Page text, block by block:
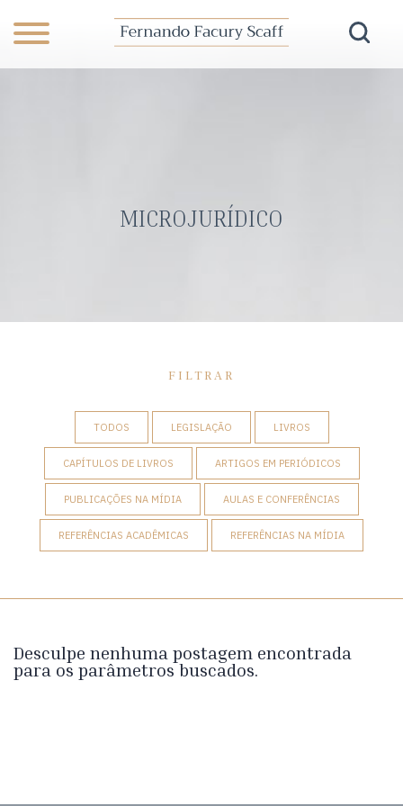
MICROJURÍDICO
FILTRAR
TODOS LEGISLAÇÃO LIVROS
CAPÍTULOS DE LIVROS ARTIGOS EM PERIÓDICOS
PUBLICAÇÕES NA MÍDIA AULAS E CONFERÊNCIAS
REFERÊNCIAS ACADÊMICAS REFERÊNCIAS NA MÍDIA
Desculpe nenhuma postagem encontrada
para os parâmetros buscados.